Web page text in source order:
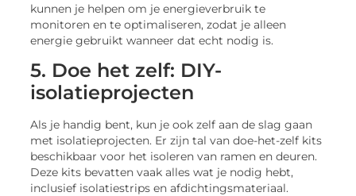
kunnen je helpen om je energieverbruik te
monitoren en te optimaliseren, zodat je alleen
energie gebruikt wanneer dat echt nodig is.
5. Doe het zelf: DIY-
isolatieprojecten
Als je handig bent, kun je ook zelf aan de slag gaan
met isolatieprojecten. Er zijn tal van doe-het-zelf kits
beschikbaar voor het isoleren van ramen en deuren.
Deze kits bevatten vaak alles wat je nodig hebt,
inclusief isolatiestrips en afdichtingsmateriaal.